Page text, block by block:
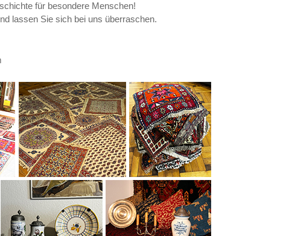
für besondere Menschen!
lassen Sie sich bei uns überraschen.